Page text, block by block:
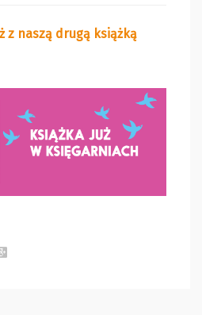
z naszą drugą książką